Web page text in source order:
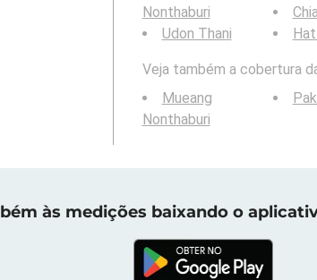
Nonthaburi
Udon Thani
Hat
Veja também a cobertura
Mueang
Nonthaburi
às medições baixando o